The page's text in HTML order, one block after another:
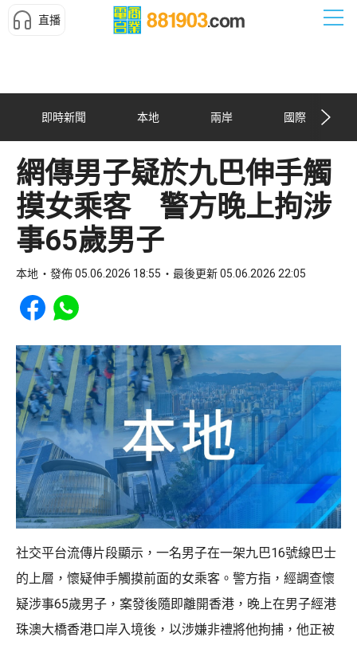
直播
即時新聞 本地 兩岸 國際
網傳男子疑於九巴伸手觸
摸女乘客 警方晚上拘涉
事65歲男子
本地 發佈 05.06.2026 18:55 最後更新 05.06.2026 22:05
Share to Facebook
Share to WhatsApp
社交平台流傳片段顯示，一名男子在一架九巴16號線巴士
的上層，懷疑伸手觸摸前面的女乘客。警方指，經調查懷
疑涉事65歲男子，案發後隨即離開香港，晚上在男子經港
珠澳大橋香港口岸入境後，以涉嫌非禮將他拘捕，他正被